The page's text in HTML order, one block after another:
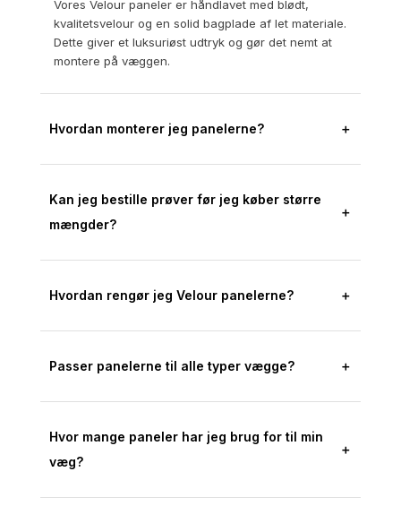
Vores Velour paneler er håndlavet med blødt,
kvalitetsvelour og en solid bagplade af let materiale.
Dette giver et luksuriøst udtryk og gør det nemt at
montere på væggen.
Hvordan monterer jeg panelerne? ＋
Kan jeg bestille prøver før jeg køber større
mængder?
＋
Hvordan rengør jeg Velour panelerne? ＋
Passer panelerne til alle typer vægge? ＋
Hvor mange paneler har jeg brug for til min
væg?
＋